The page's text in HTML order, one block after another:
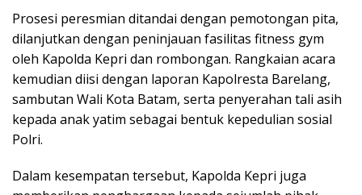
Prosesi peresmian ditandai dengan pemotongan pita,
dilanjutkan dengan peninjauan fasilitas fitness gym
oleh Kapolda Kepri dan rombongan. Rangkaian acara
kemudian diisi dengan laporan Kapolresta Barelang,
sambutan Wali Kota Batam, serta penyerahan tali asih
kepada anak yatim sebagai bentuk kepedulian sosial
Polri.
Dalam kesempatan tersebut, Kapolda Kepri juga